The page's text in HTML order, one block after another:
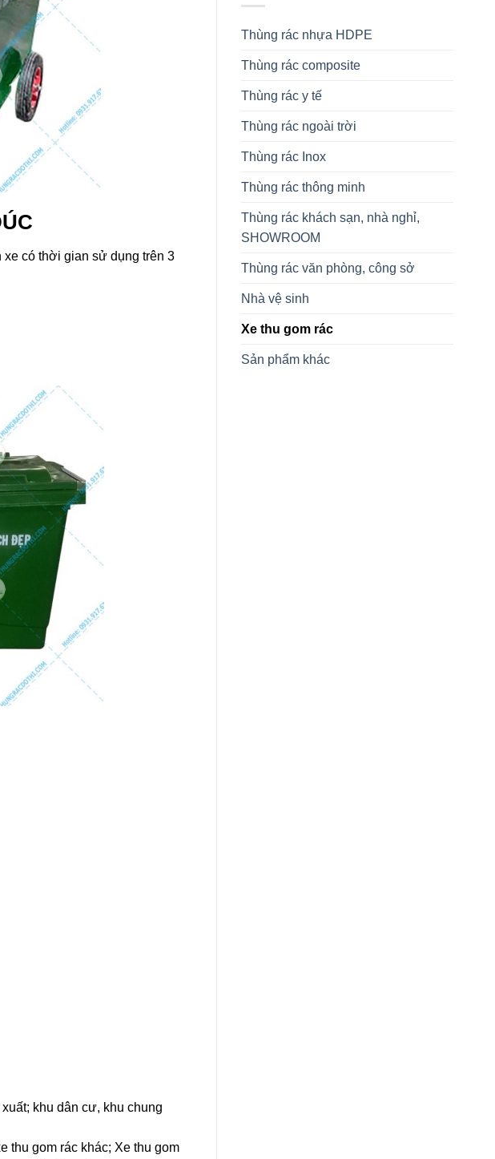
Thùng rác nhựa HDPE
Thùng rác composite
Thùng rác y tế
Thùng rác ngoài trời
Thùng rác Inox
Thùng rác thông minh
Thùng rác khách sạn, nhà nghỉ,
SHOWROOM
Thùng rác văn phòng, công sở
Nhà vệ sinh
Xe thu gom rác
Sản phẩm khác
có thời gian sử dụng trên 3
khu dân cư, khu chung
thu gom rác khác; Xe thu gom